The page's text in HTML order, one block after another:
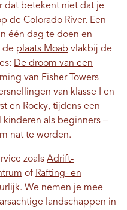
dat betekent niet dat je
de Colorado River. Een
één dag te doen en
de plaats Moab vlakbij de
De droom van een
van Fisher Towers
van klasse I en
en Rocky, tijdens een
als beginners –
nat te worden.
zoals Adrift-
of Rafting- en
We nemen je mee
landschappen in